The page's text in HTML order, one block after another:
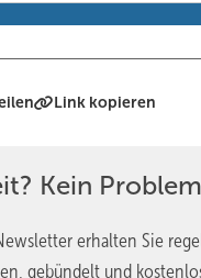
in der spiegelnden
transparenter Körper
Link kopieren
Kein
erhalten Sie
gebündelt und